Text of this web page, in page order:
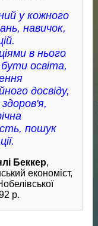
у кожного
навичок,
в нього
освіта,
досвіду,
пошук
Беккер,
економіст,
р.